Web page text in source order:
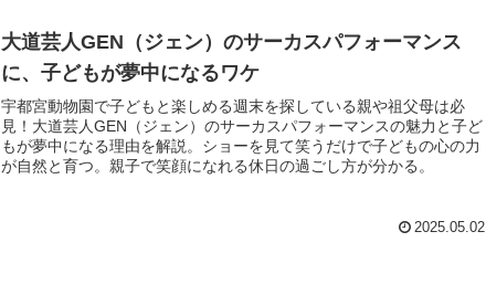
大道芸人GEN（ジェン）のサーカスパフォーマンス
に、子どもが夢中になるワケ
宇都宮動物園で子どもと楽しめる週末を探している親や祖父母は必
見！大道芸人GEN（ジェン）のサーカスパフォーマンスの魅力と子ど
もが夢中になる理由を解説。ショーを見て笑うだけで子どもの心の力
が自然と育つ。親子で笑顔になれる休日の過ごし方が分かる。
2025.05.02